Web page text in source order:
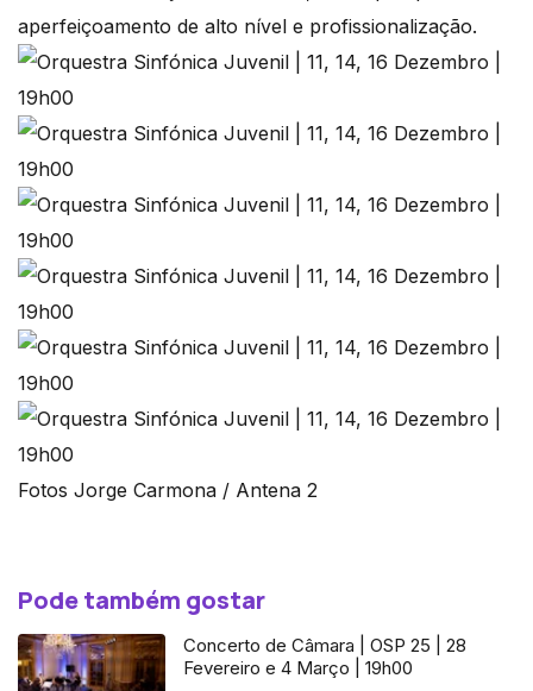
aperfeiçoamento de alto nível e profissionalização.
Fotos Jorge Carmona / Antena 2
Pode também gostar
Concerto de Câmara | OSP 25 | 28
Fevereiro e 4 Março | 19h00